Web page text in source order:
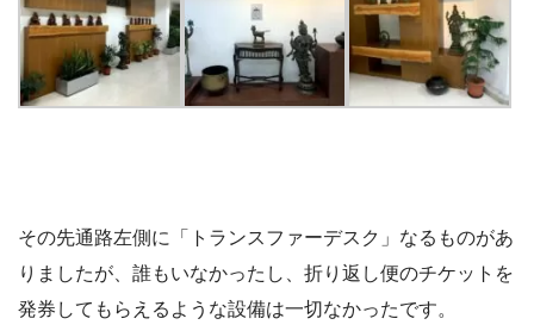
その先通路左側に「トランスファーデスク」なるものがあ
りましたが、誰もいなかったし、折り返し便のチケットを
発券してもらえるような設備は一切なかったです。